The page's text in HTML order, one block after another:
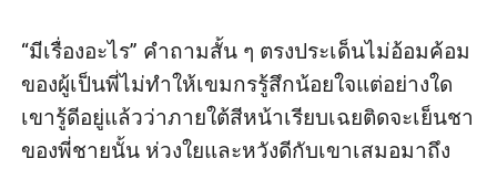
ชายหนุ่มหยุดจ้องหน้าหญิงสาวสักครู่ก่อนพามาที่โซฟาตัว
ใหญ่ตรงมุมห้อง และเริ่มจํากัดสิ่งกีดขวางออกทีละนิด
แม้ว่าวิลาสินีจะขัดขืนในตอน แรก...แต่เพราะอารมณ์บาง
อย่างได้ถูกปลุกขึ้นมา ทําให้หญิงสาวปล่อยตัวให้นิวัชนํา
“มีเรื่องอะไร” คําถามสั้น ๆ ตรงประเด็นไม่อ้อมค้อม
ของผู้เป็นพี่ไม่ทําให้เขมกรรู้สึกน้อยใจแต่อย่างใด
เขารู้ดีอยู่แล้วว่าภายใต้สีหน้าเรียบเฉยติดจะเย็นชา
ของพี่ชายนั้น ห่วงใยและหวังดีกับเขาเสมอมาถึง